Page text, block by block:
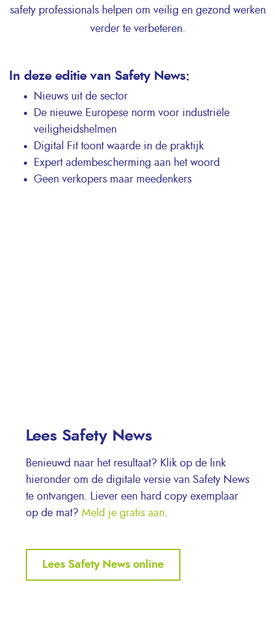
safety professionals helpen om veilig en gezond werken
verder te verbeteren.
In deze editie van Safety News:
Nieuws uit de sector
De nieuwe Europese norm voor industriële
veiligheidshelmen
Digital Fit toont waarde in de praktijk
Expert adembescherming aan het woord
Geen verkopers maar meedenkers
Lees Safety News
Benieuwd naar het resultaat? Klik op de link
hieronder om de digitale versie van Safety News
te ontvangen. Liever een hard copy exemplaar
op de mat? Meld je gratis aan.
Lees Safety News online